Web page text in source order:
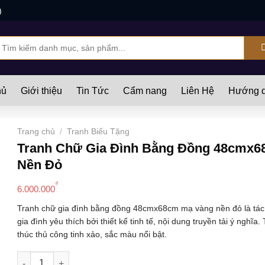
Giới thiệu Tin Tức Cẩm nang Liên Hệ Hướng
Trang chủ / Tranh Biếu Tặng
Tranh Chữ Gia Đình Bằng Đồng
Nền Đỏ
6.000.000
₫
Tranh chữ gia đình bằng đồng 48cmx68cm mạ vàng nền đỏ là
gia đình yêu thích bởi thiết kế tinh tế, nội dung truyền tải ý nghĩa.
thúc thủ công tinh xảo, sắc màu nổi bật.
Tranh Chữ Gia Đình Bằng Đồng 48cmx68cm Mạ Vàng Nền